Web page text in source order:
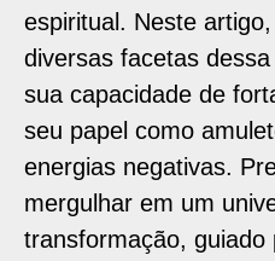
espiritual. Neste
diversas facetas
sua capacidade de
seu papel como
energias negativas.
mergulhar em um
transformação, guiado